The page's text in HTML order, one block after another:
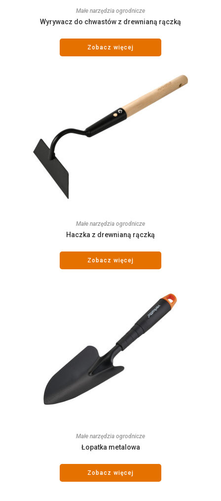
Małe narzędzia ogrodnicze
Wyrywacz do chwastów z drewnianą rączką
Zobacz więcej
Małe narzędzia ogrodnicze
Haczka z drewnianą rączką
Zobacz więcej
Małe narzędzia ogrodnicze
Łopatka metalowa
Zobacz więcej